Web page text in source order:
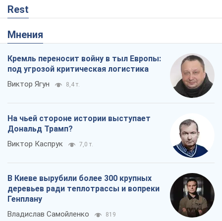
Rest
Мнения
Кремль переносит войну в тыл Европы:
под угрозой критическая логистика
Виктор Ягун 8,4 т.
На чьей стороне истории выступает
Дональд Трамп?
Виктор Каспрук 7,0 т.
В Киеве вырубили более 300 крупных
деревьев ради теплотрассы и вопреки
Генплану
Владислав Самойленко 819